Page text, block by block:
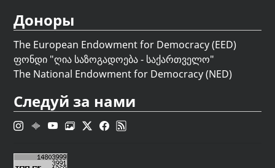
Доноры
The European Endowment for Democracy (EED)
ფონდი "ღია საზოგადოება - საქართველო"
The National Endowment for Democracy (NED)
Следуй за нами